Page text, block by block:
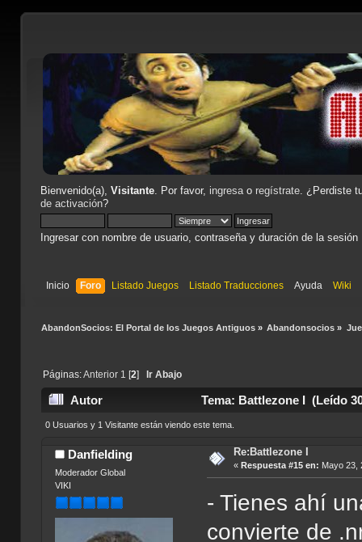
Bienvenido(a), Visitante. Por favor, ingresao regístrate. ¿Perdiste
de activación?
Ingresar con nombre de usuario, contraseña y duración de la sesión
Inicio Foro Listado Juegos Listado Traducciones Ayuda Wiki
AbandonSocios: El Portal de los Juegos Antiguos» Abandonsocios »
Páginas:Anterior 1 [2] Ir Abajo
Autor Tema: Battlezone I (Leído
0 Usuarios y 1 Visitante están viendo este tema.
Danfielding
Moderador Global
VIKI
Re:Battlezone I
« Respuesta #15 en: Mayo 23,
- Tienes ahí
convierte de